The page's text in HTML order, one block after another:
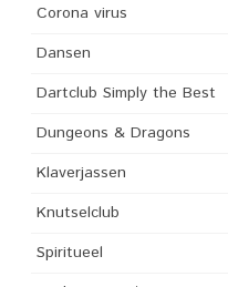
Corona virus
Dansen
Dartclub Simply the Best
Dungeons & Dragons
Klaverjassen
Knutselclub
Spiritueel